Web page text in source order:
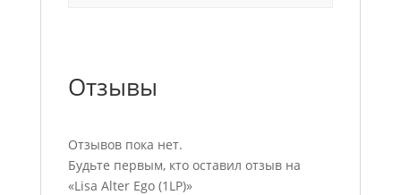
Отзывы
Отзывов пока нет.
Будьте первым, кто оставил отзыв на
«Lisa Alter Ego (1LP)»